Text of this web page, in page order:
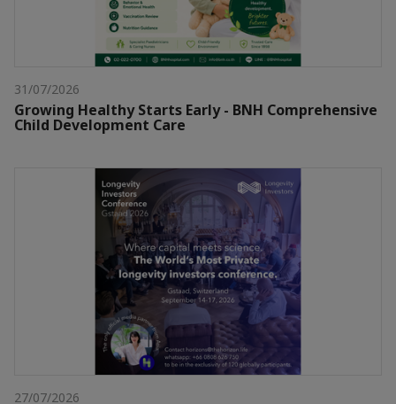
31/07/2026
Growing Healthy Starts Early - BNH Comprehensive
Child Development Care
27/07/2026